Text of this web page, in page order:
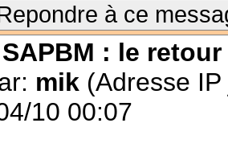
à ce
: le retour
mik (Adresse
10 00:07